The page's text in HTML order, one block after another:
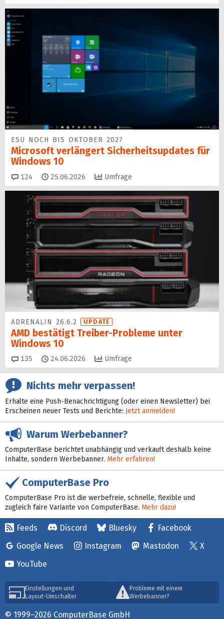
ESU NOCH BIS OKTOBER 2027
Microsoft verlängert Sicherheitsupdates für
Windows 10
124 Kommentare
25.06.2026 Umfrage
ADRENALIN 26.6.2 UPDATE
AMD bestätigt Treiber-Probleme unter
Windows 10
135 Kommentare
24.06.2026 Umfrage
Nichts mehr verpassen!
Erhalte eine Push-Benachrichtigung (oder einen Newsletter) bei
Erscheinen neuer Tests und Berichte: Jetzt anmelden!
Warum Werbebanner?
ComputerBase berichtet unabhängig und verkauft deshalb keine
Inhalte, sondern Werbebanner. Mehr erfahren!
ComputerBase Pro
ComputerBase Pro ist die werbefreie, schnelle, flexible und
zugleich faire Variante von ComputerBase. Mehr dazu!
Feeds Discord Bluesky
Facebook
Google News
Instagram Mastodon
X
YouTube
Einstellungen und
Layout-Umschalter
Probleme mit einem
Werbebanner?
© 1999–2026 ComputerBase GmbH